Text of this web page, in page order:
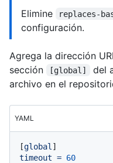
Elimine
replaces-
configuración.
Agrega la dirección
sección
[global] del
archivo en el
YAML
[global
timeout = 60